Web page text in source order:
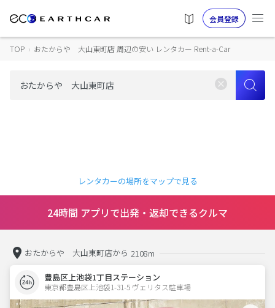
会員登録
TOP › おたからや 大山東町店 周辺の安い レンタカー Rent-a-Car
レンタカーの場所をマップで見る
24時間 アプリで出発・返却できるクルマ
おたからや 大山東町店から 2108m
豊島区上池袋1丁目ステーション
東京都豊島区上池袋1-31-5 ヴェリタス駐車場